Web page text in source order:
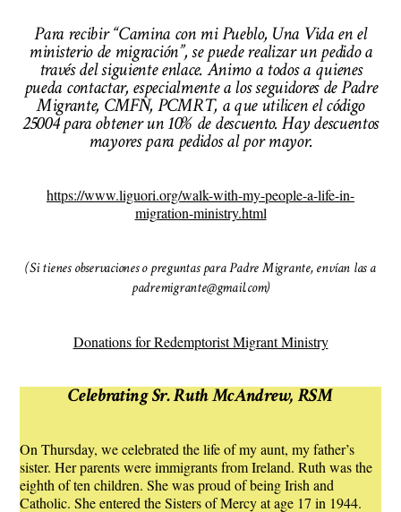
Para recibir “Camina con mi Pueblo, Una Vida en el
ministerio de migración”, se puede realizar un pedido a
través del siguiente enlace. Animo a todos a quienes
pueda contactar, especialmente a los seguidores de Padre
Migrante, CMFN, PCMRT, a que utilicen el código
25004 para obtener un 10% de descuento. Hay descuentos
mayores para pedidos al por mayor.
https://www.liguori.org/walk-with-my-people-a-life-in-
migration-ministry.html
(Si tienes observaciones o preguntas para Padre Migrante, envían las a
padremigrante@gmail.com)
Donations for Redemptorist Migrant Ministry
Celebrating Sr. Ruth McAndrew, RSM
On Thursday, we celebrated the life of my aunt, my father’s
sister. Her parents were immigrants from Ireland. Ruth was the
eighth of ten children. She was proud of being Irish and
Catholic. She entered the Sisters of Mercy at age 17 in 1944.